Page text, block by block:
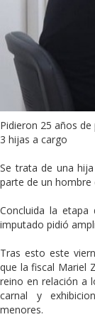
Pidieron 25 años
3 hijas a cargo
Se trata de una
parte de un hombre
Concluida la
imputado pidió
Tras esto este
que la fiscal Mariel
reino en relación a
carnal y
menores.